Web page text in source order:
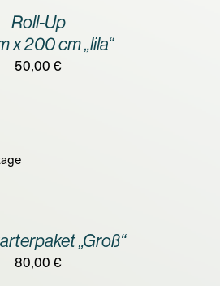
Roll-Up
x 200 cm „lila“
50,00 €
„Groß“
80,00 €